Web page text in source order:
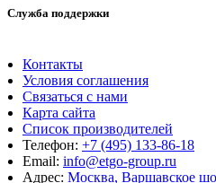
Служба поддержки
Контакты
Условия соглашения
Связаться с нами
Карта сайта
Список производителей
Телефон: +7 (495) 133-86-18
Email: info@etgo-group.ru
Адрес: Москва, Варшавское